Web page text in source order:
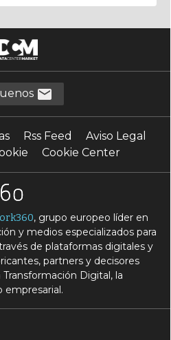
Rss Feed
Aviso Legal
Cookie Center
, grupo europeo líder en
y medios especializados para
de plataformas digitales y
partners y decisores
Digital, la
empresarial.